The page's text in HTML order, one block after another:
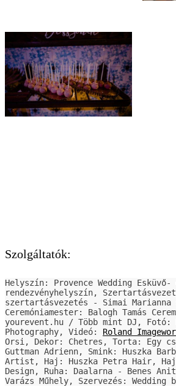
Szolgáltatók:
Helyszín: Provence Wedding Esküvő-
rendezvényhelyszín,
szertartásvezetés - Simai
Ceremóniamester: Balogh Tamás
yourevent.hu / Több mint DJ, Fotó:
Photography, Videó: Roland
Orsi, Dekor: Chetres, Torta: Egy
Guttman Adrienn, Smink: Huszka
Artist, Haj: Huszka Petra Hair,
Design, Ruha: Daalarna - Benes
Varázs Műhely, Szervezés: Wedding